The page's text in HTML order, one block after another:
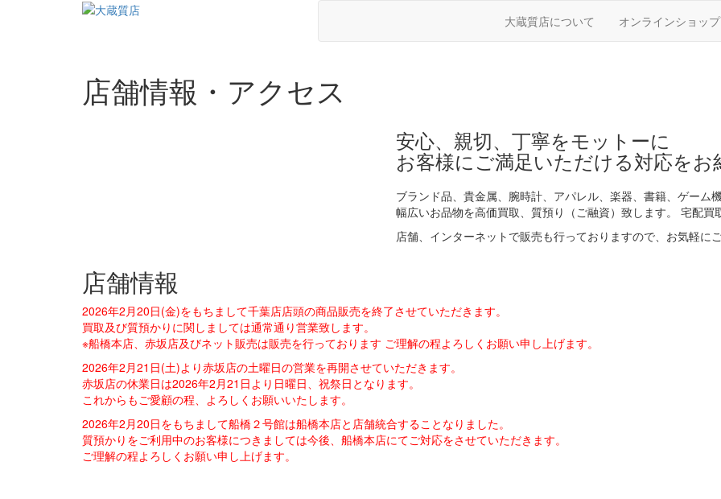
大蔵質店について オンラインショップ
店舗情報・アクセス
安心、親切、丁寧をモットーに
お客様にご満足いただける対応をお
ブランド品、貴金属、腕時計、アパレル、楽器、書籍、ゲーム
幅広いお品物を高価買取、質預り（ご融資）致します。 宅配買
店舗、インターネットで販売も行っておりますので、お気軽に
店舗情報
2026年2月20日(金)をもちまして千葉店店頭の商品販売を終了させていただきます。
買取及び質預かりに関しましては通常通り営業致します。
※船橋本店、赤坂店及びネット販売は販売を行っております ご理解の程よろしくお願い申し上げます。
2026年2月21日(土)より赤坂店の土曜日の営業を再開させていただきます。
赤坂店の休業日は2026年2月21日より日曜日、祝祭日となります。
これからもご愛顧の程、よろしくお願いいたします。
2026年2月20日をもちまして船橋２号館は船橋本店と店舗統合することなりました。
質預かりをご利用中のお客様につきましては今後、船橋本店にてご対応をさせていただきます。
ご理解の程よろしくお願い申し上げます。